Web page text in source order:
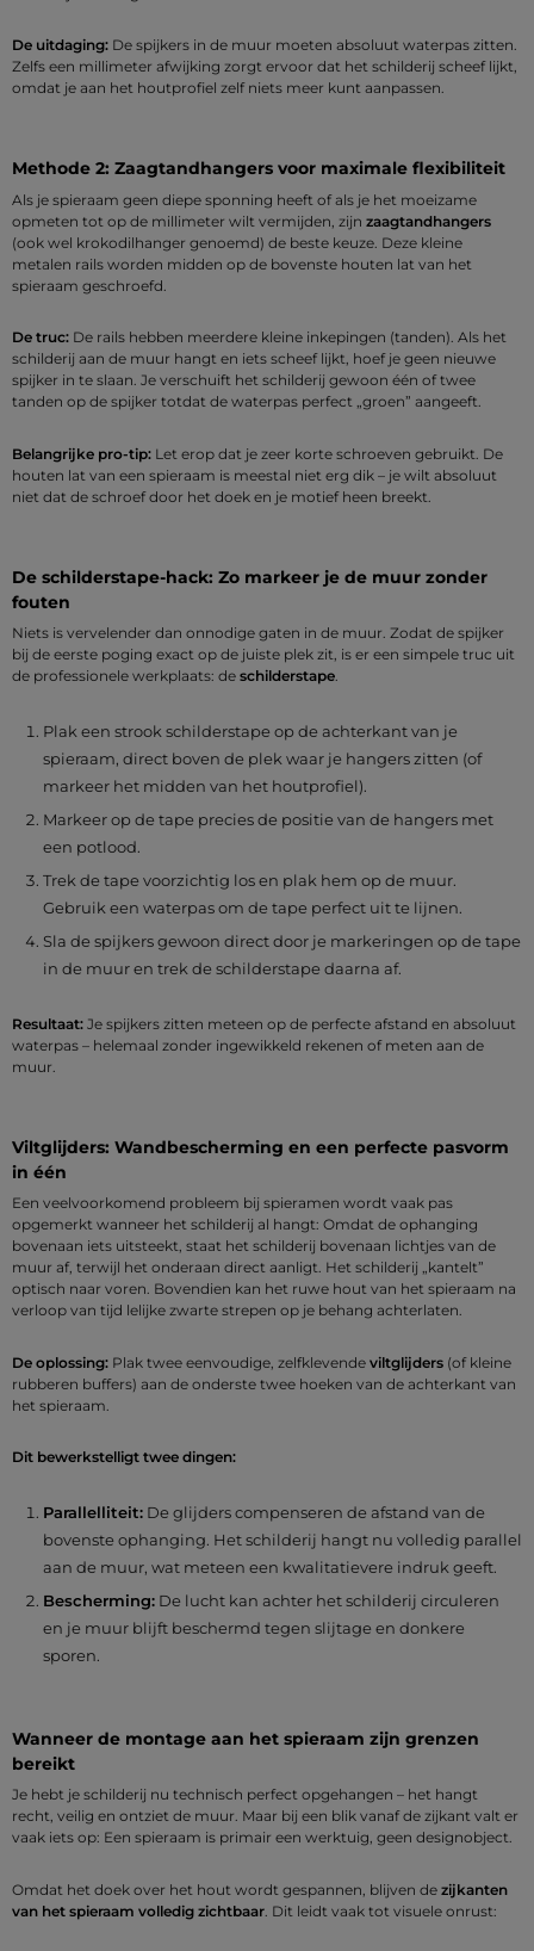
De uitdaging: De spijkers in de muur moeten absoluut waterpas zitten.
Zelfs een millimeter afwijking zorgt ervoor dat het schilderij scheef lijkt,
omdat je aan het houtprofiel zelf niets meer kunt aanpassen.
Methode 2: Zaagtandhangers voor maximale flexibiliteit
Als je spieraam geen diepe sponning heeft of als je het moeizame
opmeten tot op de millimeter wilt vermijden, zijn zaagtandhangers
(ook wel krokodilhanger genoemd) de beste keuze. Deze kleine
metalen rails worden midden op de bovenste houten lat van het
spieraam geschroefd.
De truc: De rails hebben meerdere kleine inkepingen (tanden). Als het
schilderij aan de muur hangt en iets scheef lijkt, hoef je geen nieuwe
spijker in te slaan. Je verschuift het schilderij gewoon één of twee
tanden op de spijker totdat de waterpas perfect „groen” aangeeft.
Belangrijke pro-tip: Let erop dat je zeer korte schroeven gebruikt. De
houten lat van een spieraam is meestal niet erg dik – je wilt absoluut
niet dat de schroef door het doek en je motief heen breekt.
De schilderstape-hack: Zo markeer je de muur zonder
fouten
Niets is vervelender dan onnodige gaten in de muur. Zodat de spijker
bij de eerste poging exact op de juiste plek zit, is er een simpele truc uit
de professionele werkplaats: de schilderstape.
Plak een strook schilderstape op de achterkant van je
spieraam, direct boven de plek waar je hangers zitten (of
markeer het midden van het houtprofiel).
Markeer op de tape precies de positie van de hangers met
een potlood.
Trek de tape voorzichtig los en plak hem op de muur.
Gebruik een waterpas om de tape perfect uit te lijnen.
Sla de spijkers gewoon direct door je markeringen op de tape
in de muur en trek de schilderstape daarna af.
Resultaat: Je spijkers zitten meteen op de perfecte afstand en absoluut
waterpas – helemaal zonder ingewikkeld rekenen of meten aan de
muur.
Viltglijders: Wandbescherming en een perfecte pasvorm
in één
Een veelvoorkomend probleem bij spieramen wordt vaak pas
opgemerkt wanneer het schilderij al hangt: Omdat de ophanging
bovenaan iets uitsteekt, staat het schilderij bovenaan lichtjes van de
muur af, terwijl het onderaan direct aanligt. Het schilderij „kantelt”
optisch naar voren. Bovendien kan het ruwe hout van het spieraam na
verloop van tijd lelijke zwarte strepen op je behang achterlaten.
De oplossing: Plak twee eenvoudige, zelfklevende viltglijders (of kleine
rubberen buffers) aan de onderste twee hoeken van de achterkant van
het spieraam.
Dit bewerkstelligt twee dingen:
Parallelliteit:De glijders compenseren de afstand van de
bovenste ophanging. Het schilderij hangt nu volledig parallel
aan de muur, wat meteen een kwalitatievere indruk geeft.
Bescherming:De lucht kan achter het schilderij circuleren
en je muur blijft beschermd tegen slijtage en donkere
sporen.
Wanneer de montage aan het spieraam zijn grenzen
bereikt
Je hebt je schilderij nu technisch perfect opgehangen – het hangt
recht, veilig en ontziet de muur. Maar bij een blik vanaf de zijkant valt er
vaak iets op: Een spieraam is primair een werktuig, geen designobject.
Omdat het doek over het hout wordt gespannen, blijven de zijkanten
van het spieraam volledig zichtbaar . Dit leidt vaak tot visuele onrust: